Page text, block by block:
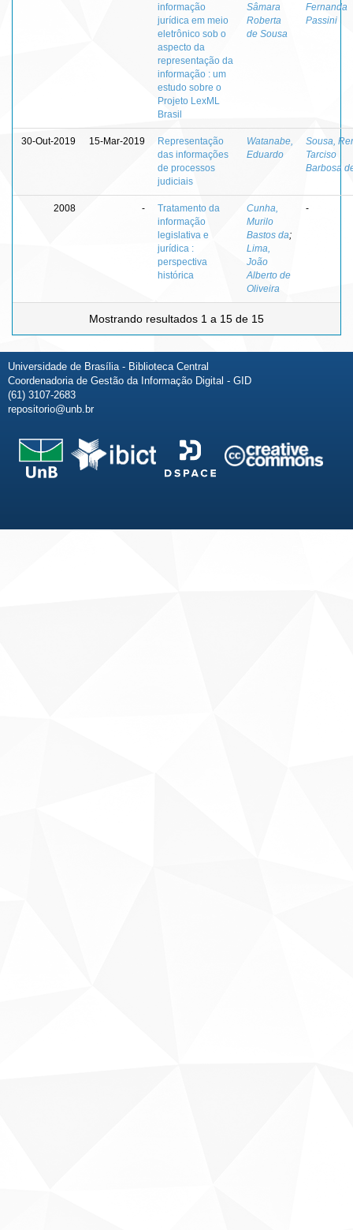
informação
jurídica em meio
eletrônico sob o
aspecto da
representação da
informação : um
estudo sobre o
Projeto LexML
Brasil
Sâmara
Roberta
de Sousa
Fernanda
Passini
30-Out-2019 15-Mar-2019
Representação
das informações
de processos
judiciais
Watanabe,
Eduardo
Sousa,
Tarciso
Barbosa
2008 -
Tratamento da
informação
legislativa e
jurídica :
perspectiva
histórica
Cunha,
Murilo
Bastos da;
Lima,
João
Alberto de
Oliveira
-
Mostrando resultados 1 a 15 de 15
Universidade de Brasília - Biblioteca Central
Coordenadoria de Gestão da Informação Digital - GID
(61) 3107-2683
repositorio@unb.br